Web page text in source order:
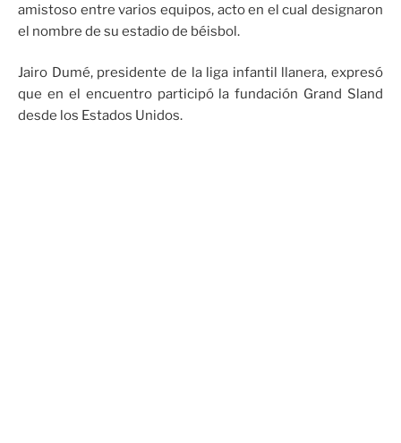
amistoso entre varios equipos, acto en el cual designaron
el nombre de su estadio de béisbol.
Jairo Dumé, presidente de la liga infantil llanera, expresó
que en el encuentro participó la fundación Grand Sland
desde los Estados Unidos.